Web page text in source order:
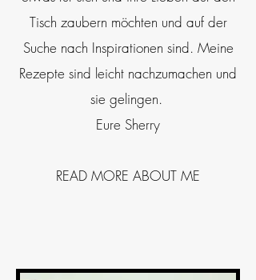
Tisch zaubern möchten und auf der
Suche nach Inspirationen sind. Meine
Rezepte sind leicht nachzumachen und
sie gelingen.
Eure Sherry
READ MORE ABOUT ME